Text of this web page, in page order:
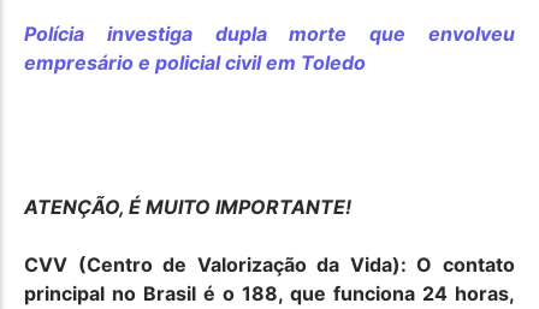
Polícia investiga dupla morte que envolveu
empresário e policial civil em Toledo
ATENÇÃO, É MUITO IMPORTANTE!
CVV (Centro de Valorização da Vida): O contato
principal no Brasil é o 188, que funciona 24 horas,